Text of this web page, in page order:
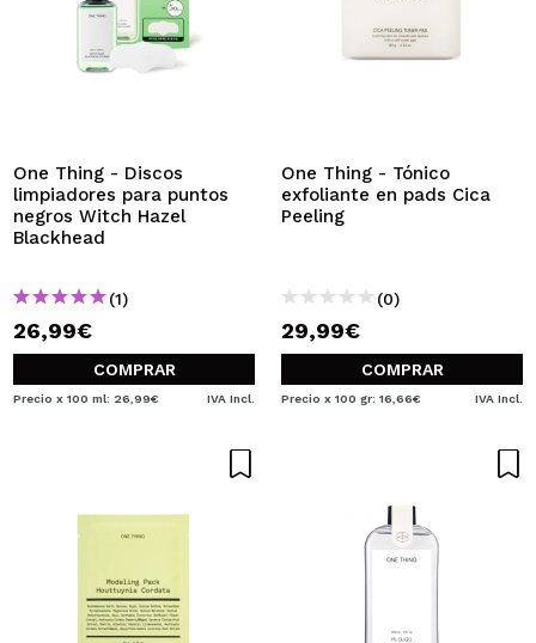
One Thing - Discos
limpiadores para puntos
negros Witch Hazel
Blackhead
(1)
26,99€
COMPRAR
Precio x 100 ml: 26,99€ IVA Incl.
One Thing - Tónico
exfoliante en pads Cica
Peeling
(0)
29,99€
COMPRAR
Precio x 100 gr: 16,66€ IVA Incl.